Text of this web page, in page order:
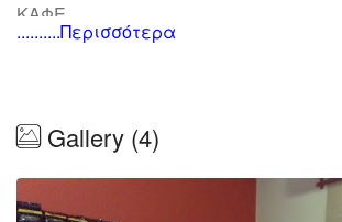
ΚΑΦΕ
..........Περισσότερα
Gallery (4)